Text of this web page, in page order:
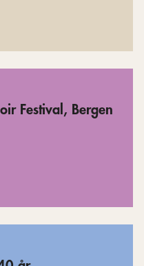
Festival, Bergen